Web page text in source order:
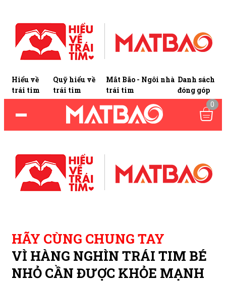
Hiểu về
trái tim
Quỹ hiểu về
trái tim
Mắt Bão - Ngôi nhà
trái tim
Danh sách
đóng góp
0
HÃY CÙNG CHUNG TAY
VÌ HÀNG NGHÌN TRÁI TIM BÉ
NHỎ CẦN ĐƯỢC KHỎE MẠNH